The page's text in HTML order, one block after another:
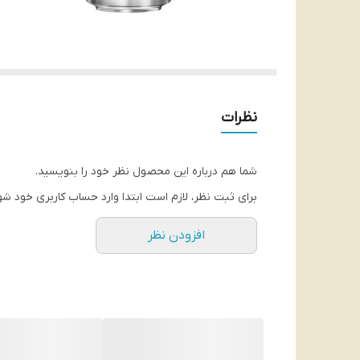
نظرات
شما هم درباره این محصول نظر خود را بنویسید.
برای ثبت نظر، لازم است ابتدا وارد حساب کاربری خود
افزودن نظر